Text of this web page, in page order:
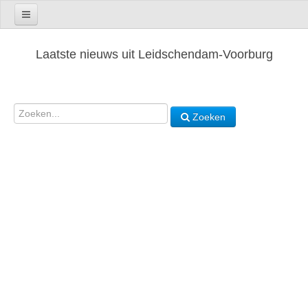
Laatste nieuws uit Leidschendam-Voorburg
Zoeken